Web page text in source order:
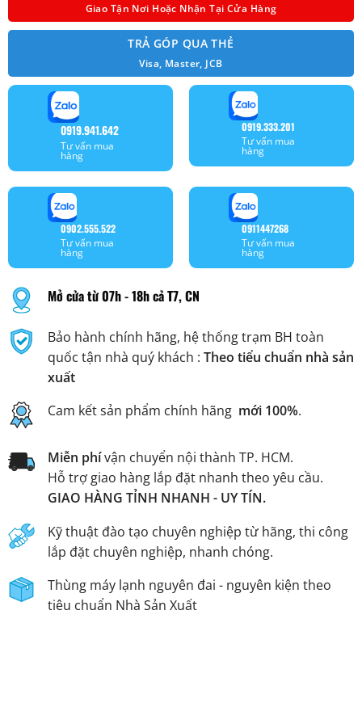
Giao Tận Nơi Hoặc Nhận Tại Cửa Hàng
TRẢ GÓP QUA THẺ
Visa, Master, JCB
0919.941.642
Tư vấn mua
hàng
0919.333.201
Tư vấn mua
hàng
0902.555.522
Tư vấn mua
hàng
0911447268
Tư vấn mua
hàng
Mở cửa từ 07h - 18h cả T7, CN
Bảo hành chính hãng, hệ thống trạm BH toàn
quốc tận nhà quý khách : Theo tiểu chuẩn nhà sản
xuất
Cam kết sản phẩm chính hãng mới 100%.
Miễn phívận chuyển nội thành TP. HCM.
Hỗ trợ giao hàng lắp đặt nhanh theo yêu cầu.
GIAO HÀNG TỈNH NHANH - UY TÍN.
Kỹ thuật đào tạo chuyên nghiệp từ hãng, thi công
lắp đặt chuyên nghiệp, nhanh chóng.
Thùng máy lạnh nguyên đai - nguyên kiện theo
tiêu chuẩn Nhà Sản Xuất